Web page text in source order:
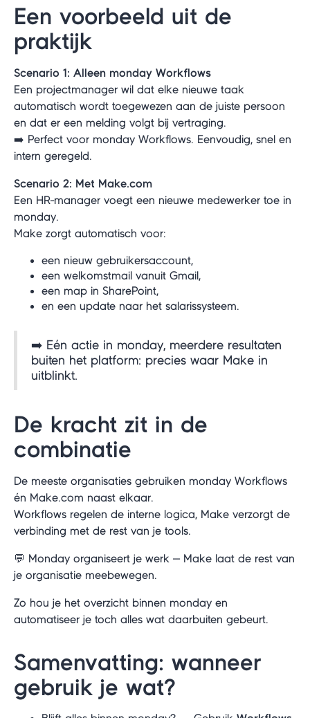
Een voorbeeld uit de
praktijk
Scenario 1: Alleen monday Workflows
Een projectmanager wil dat elke nieuwe taak
automatisch wordt toegewezen aan de juiste persoon
en dat er een melding volgt bij vertraging.
➡️ Perfect voor monday Workflows. Eenvoudig, snel en
intern geregeld.
Scenario 2: Met Make.com
Een HR-manager voegt een nieuwe medewerker toe in
monday.
Make zorgt automatisch voor:
een nieuw gebruikersaccount,
een welkomstmail vanuit Gmail,
een map in SharePoint,
en een update naar het salarissysteem.
➡️ Eén actie in monday, meerdere resultaten
buiten het platform: precies waar Make in
uitblinkt.
De kracht zit in de
combinatie
De meeste organisaties gebruiken monday Workflows
én Make.com naast elkaar.
Workflows regelen de interne logica, Make verzorgt de
verbinding met de rest van je tools.
💬 Monday organiseert je werk — Make laat de rest van
je organisatie meebewegen.
Zo hou je het overzicht binnen monday en
automatiseer je toch alles wat daarbuiten gebeurt.
Samenvatting: wanneer
gebruik je wat?